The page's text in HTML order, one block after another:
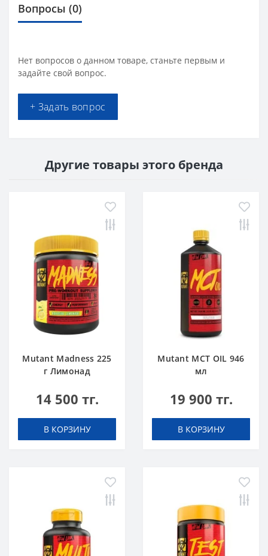
Вопросы (0)
Нет вопросов о данном товаре, станьте первым и
задайте свой вопрос.
+ Задать вопрос
Другие товары этого бренда
Mutant Madness 225
г Лимонад
14 500 тг.
В КОРЗИНУ
Mutant MCT OIL 946
мл
19 900 тг.
В КОРЗИНУ